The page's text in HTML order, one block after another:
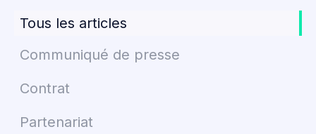
Tous les articles
Communiqué de presse
Contrat
Partenariat